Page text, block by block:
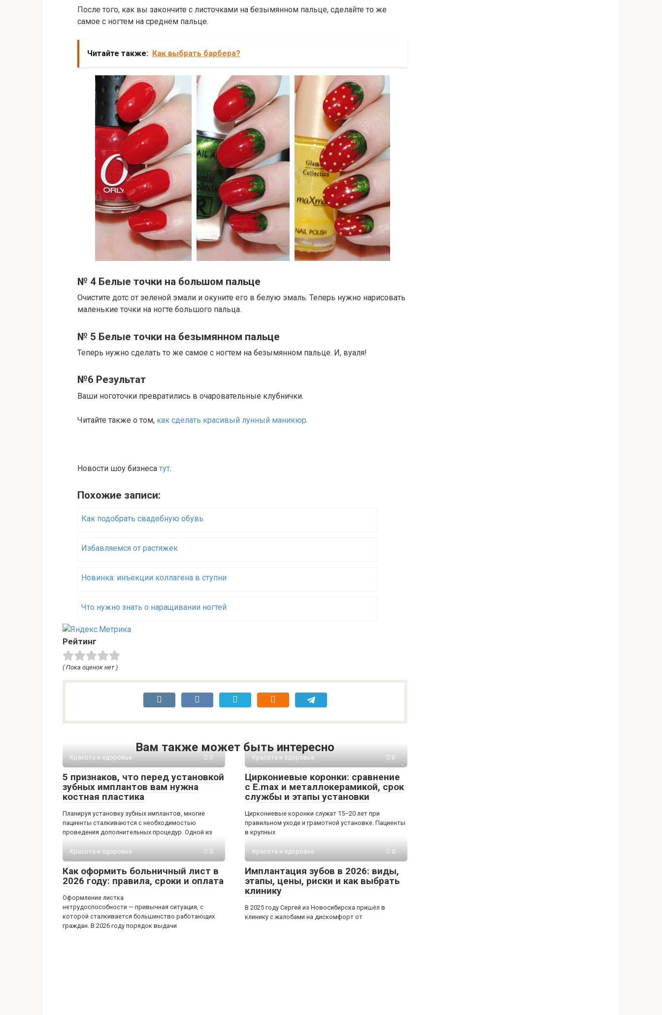
После того, как вы закончите с листочками на безымянном пальце, сделайте то же
самое с ногтем на среднем пальце.
Читайте также: Как выбрать барбера?
№ 4 Белые точки на большом пальце
Очистите дотс от зеленой эмали и окуните его в белую эмаль. Теперь нужно нарисовать
маленькие точки на ногте большого пальца.
№ 5 Белые точки на безымянном пальце
Теперь нужно сделать то же самое с ногтем на безымянном пальце. И, вуаля!
№6 Результат
Ваши ноготочки превратились в очаровательные клубнички.
Читайте также о том, как сделать красивый лунный маникюр.
Новости шоу бизнеса тут.
Похожие записи:
Как подобрать свадебную обувь
Избавляемся от растяжек
Новинка: инъекции коллагена в ступни
Что нужно знать о наращивании ногтей
Рейтинг
( Пока оценок нет )
Вам также может быть интересно
Красота и здоровье 0
5 признаков, что перед установкой
зубных имплантов вам нужна
костная пластика
Планируя установку зубных имплантов, многие
пациенты сталкиваются с необходимостью
проведения дополнительных процедур. Одной из
Красота и здоровье 0
Циркониевые коронки: сравнение
с E.max и металлокерамикой, срок
службы и этапы установки
Циркониевые коронки служат 15–20 лет при
правильном уходе и грамотной установке. Пациенты
в крупных
Красота и здоровье 0
Как оформить больничный лист в
2026 году: правила, сроки и оплата
Оформление листка
нетрудоспособности — привычная ситуация, с
которой сталкивается большинство работающих
граждан. В 2026 году порядок выдачи
Красота и здоровье 0
Имплантация зубов в 2026: виды,
этапы, цены, риски и как выбрать
клинику
В 2025 году Сергей из Новосибирска пришёл в
клинику с жалобами на дискомфорт от